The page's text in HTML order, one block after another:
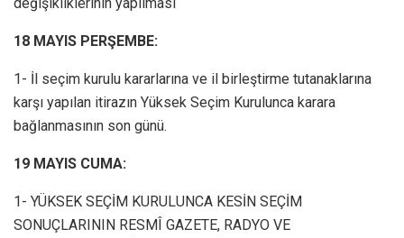
18 MAYIS PERŞEMBE:
1- İl seçim kurulu kararlarına ve il birleştirme tutanaklarına
karşı yapılan itirazın Yüksek Seçim Kurulunca karara
bağlanmasının son günü.
19 MAYIS CUMA:
1- YÜKSEK SEÇİM KURULUNCA KESİN SEÇİM
SONUÇLARININ RESMÎ GAZETE, RADYO VE